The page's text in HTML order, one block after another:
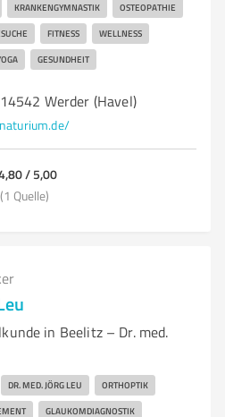
KRANKENGYMNASTIK OSTEOPATHIE
FITNESS WELLNESS
GESUNDHEIT
Werder (Havel)
/ 5,00
(1 Quelle)
in Beelitz – Dr. med.
DR. MED. JÖRG LEU ORTHOPTIK
GLAUKOMDIAGNOSTIK